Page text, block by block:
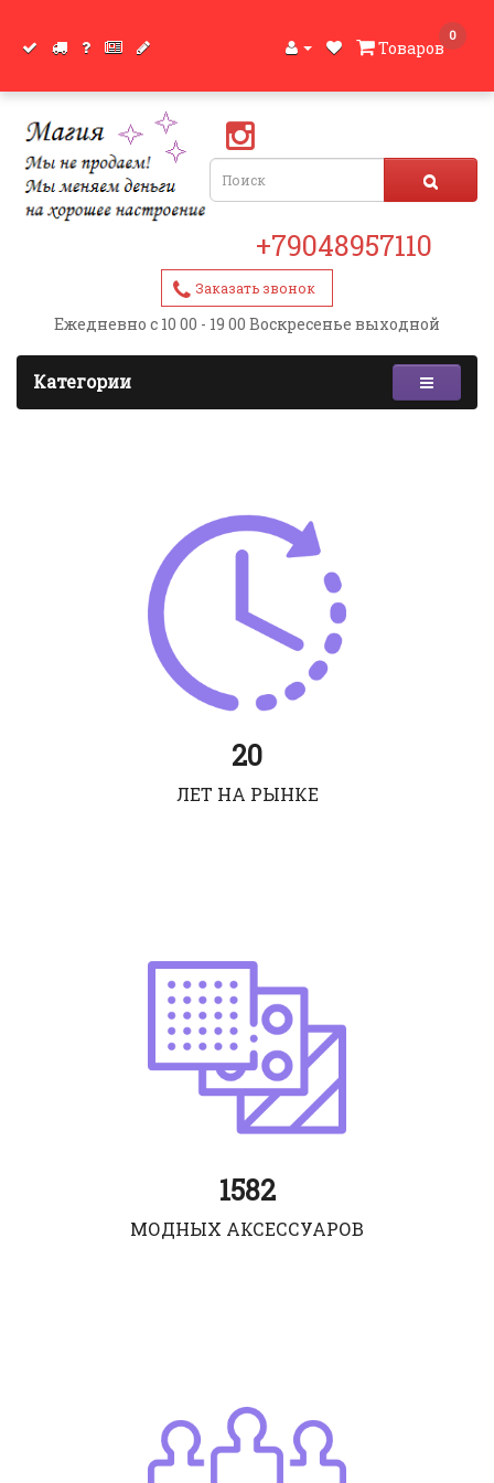
Товаров
0
+79048957110
Заказать звонок
Ежедневно с 10 00 - 19 00 Воскресенье выходной
Категории
20
ЛЕТ НА РЫНКЕ
1582
МОДНЫХ АКСЕССУАРОВ